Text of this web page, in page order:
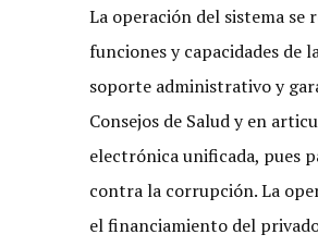
La operación del sistema se
funciones y capacidades de
soporte administrativo y
Consejos de Salud y en
electrónica unificada, pues
contra la corrupción. La
el financiamiento del